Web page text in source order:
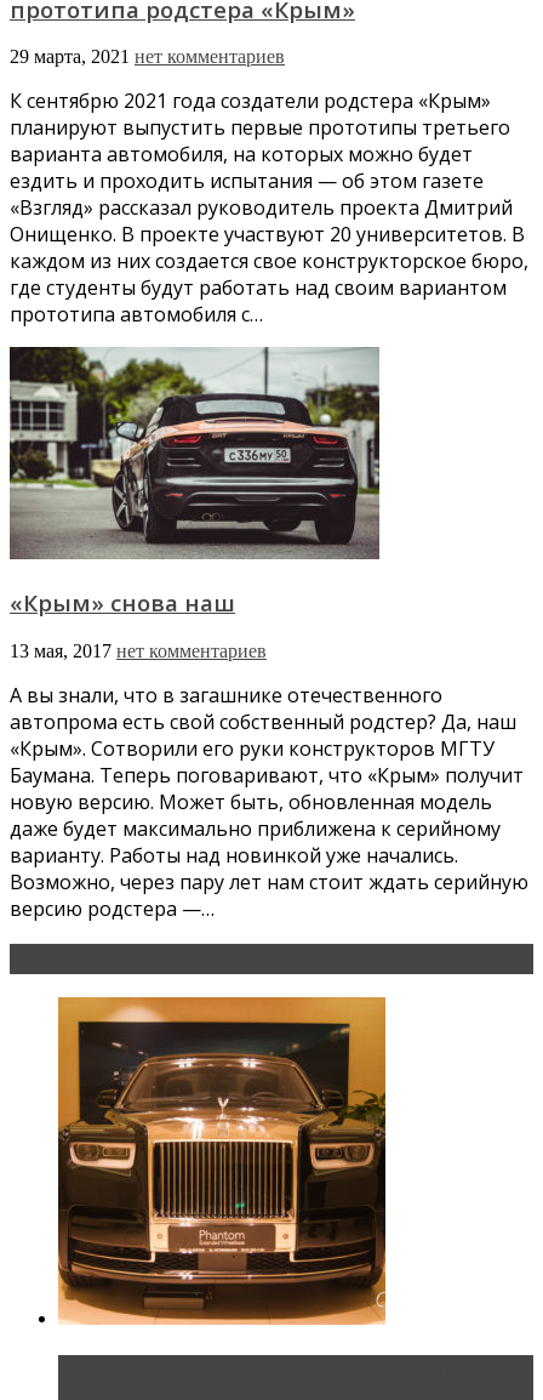
прототипа родстера «Крым»
29 марта, 2021 нет комментариев
К сентябрю 2021 года создатели родстера «Крым»
планируют выпустить первые прототипы третьего
варианта автомобиля, на которых можно будет
ездить и проходить испытания — об этом газете
«Взгляд» рассказал руководитель проекта Дмитрий
Онищенко. В проекте участвуют 20 университетов. В
каждом из них создается свое конструкторское бюро,
где студенты будут работать над своим вариантом
прототипа автомобиля с…
«Крым» снова наш
13 мая, 2017 нет комментариев
А вы знали, что в загашнике отечественного
автопрома есть свой собственный родстер? Да, наш
«Крым». Сотворили его руки конструкторов МГТУ
Баумана. Теперь поговаривают, что «Крым» получит
новую версию. Может быть, обновленная модель
даже будет максимально приближена к серийному
варианту. Работы над новинкой уже начались.
Возможно, через пару лет нам стоит ждать серийную
версию родстера —…